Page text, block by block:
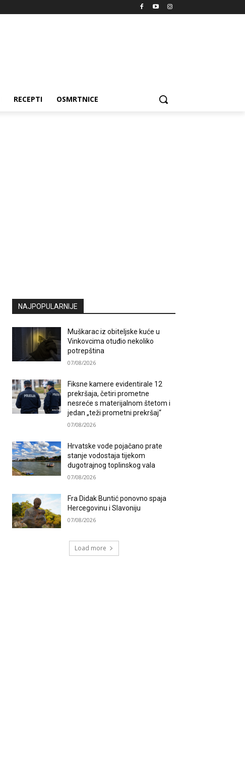
RECEPTI OSMRTNICE
NAJPOPULARNIJE
Muškarac iz obiteljske kuće u
Vinkovcima otuđio nekoliko
potrepština
07/08/2026
Fiksne kamere evidentirale 12
prekršaja, četiri prometne
nesreće s materijalnom štetom i
jedan „teži prometni prekršaj“
07/08/2026
Hrvatske vode pojačano prate
stanje vodostaja tijekom
dugotrajnog toplinskog vala
07/08/2026
Fra Didak Buntić ponovno spaja
Hercegovinu i Slavoniju
07/08/2026
Load more